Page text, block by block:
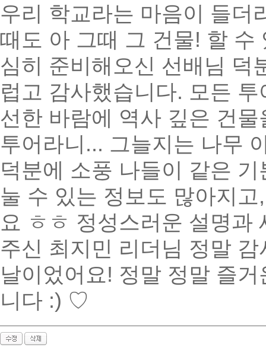
우리 학교라는 마음이 들더
때도 아 그때 그 건물! 할 수
심히 준비해오신 선배님 덕
럽고 감사했습니다. 모든
선한 바람에 역사 깊은 건
투어라니... 그늘지는 나무
덕분에 소풍 나들이 같은
눌 수 있는 정보도 많아지
요 ㅎㅎ 정성스러운 설명과
주신 최지민 리더님 정말
날이었어요! 정말 정말 즐
니다 :) ♡